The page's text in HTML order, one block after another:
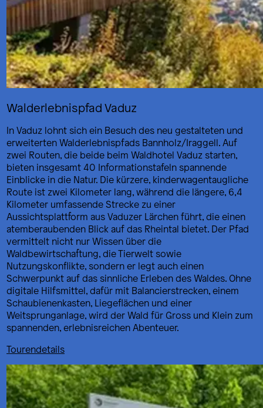
Walderlebnispfad Vaduz
In Vaduz lohnt sich ein Besuch des neu gestalteten und
erweiterten Walderlebnispfads Bannholz/Iraggell. Auf
zwei Routen, die beide beim Waldhotel Vaduz starten,
bieten insgesamt 40 Informationstafeln spannende
Einblicke in die Natur. Die kürzere, kinderwagentaugliche
Route ist zwei Kilometer lang, während die längere, 6,4
Kilometer umfassende Strecke zu einer
Aussichtsplattform aus Vaduzer Lärchen führt, die einen
atemberaubenden Blick auf das Rheintal bietet. Der Pfad
vermittelt nicht nur Wissen über die
Waldbewirtschaftung, die Tierwelt sowie
Nutzungskonflikte, sondern er legt auch einen
Schwerpunkt auf das sinnliche Erleben des Waldes. Ohne
digitale Hilfsmittel, dafür mit Balancierstrecken, einem
Schaubienenkasten, Liegeflächen und einer
Weitsprunganlage, wird der Wald für Gross und Klein zum
spannenden, erlebnisreichen Abenteuer.
Tourendetails